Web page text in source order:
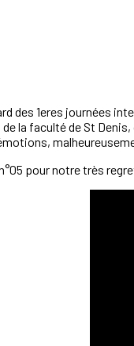
des 1eres journées
la faculté de St
n°05 pour notre très